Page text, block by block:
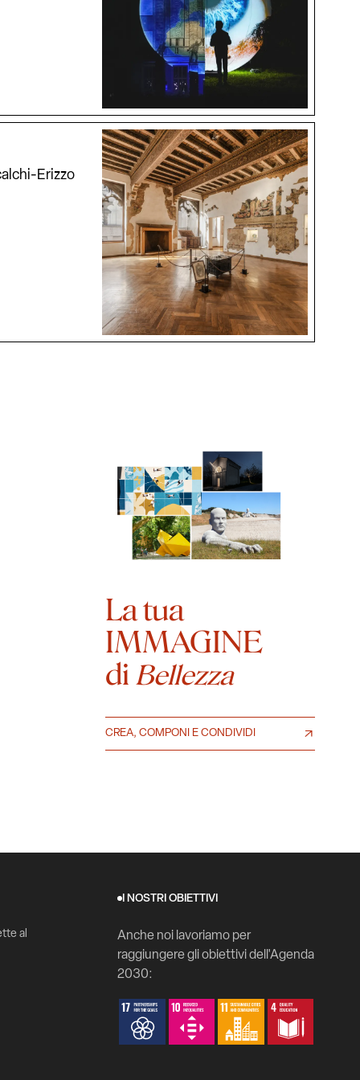
Erizzo
La tua
IMMAGINE
di Bellezza
CREA, COMPONI E CONDIVIDI
al
I NOSTRI OBIETTIVI
Anche noi lavoriamo per
raggiungere gli obiettivi dell'Agenda
2030: